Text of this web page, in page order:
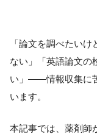
「論文を調べたい
ない」「英語論文の
い」――情報収集に
います。
本記事では、薬剤師